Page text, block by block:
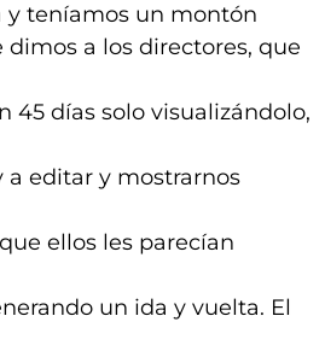
y teníamos un montón
a los directores, que
45 días solo visualizándolo,
a editar y mostrarnos
ellos les parecían
un ida y vuelta. El